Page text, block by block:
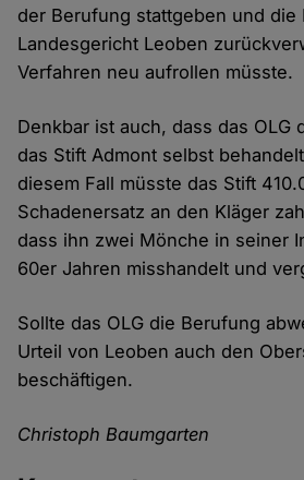
der Berufung stattgeben und die
Landesgericht Leoben
Verfahren neu aufrollen müsste.
Denkbar ist auch, dass das OLG
das Stift Admont selbst
diesem Fall müsste das Stift
Schadenersatz an den Kläger
dass ihn zwei Mönche in seiner
60er Jahren misshandelt und
Sollte das OLG die Berufung
Urteil von Leoben auch den
beschäftigen.
Christoph Baumgarten